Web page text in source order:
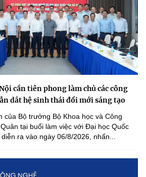
cần tiên phong làm chủ các công
dắt hệ sinh thái đổi mới sáng tạo
của Bộ trưởng Bộ Khoa học và Công
tại buổi làm việc với Đại học Quốc
ra vào ngày 06/8/2026, nhấn...